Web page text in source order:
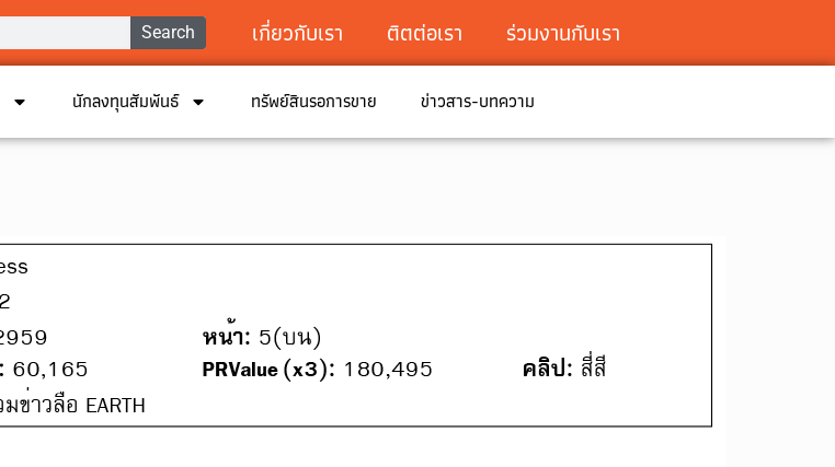
Search เกี่ยวกับเรา ติตต่อเรา ร่วมงานกับเรา
นักลงทุนสัมพันธ์ ทรัพย์สินรอการขาย ข่าวสาร-บทความ